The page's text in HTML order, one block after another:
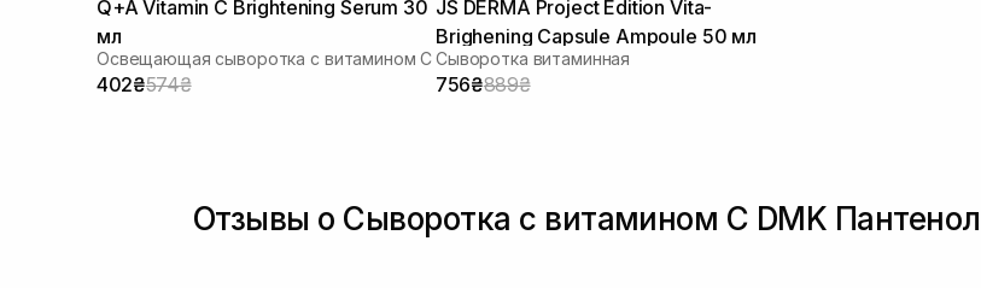
Q+A Vitamin C Brightening Serum 30
мл
Освещающая сыворотка с витамином C
402₴574₴
JS DERMA Project Edition Vita-
Brighening Capsule Ampoule 50 мл
Сыворотка витаминная
756₴889₴
Отзывы о Сыворотка с витамином С DMK Пантенол